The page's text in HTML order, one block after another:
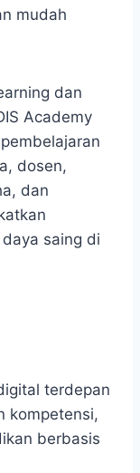
mudah
dan
Academy
dosen,
dan
saing di
terdepan
kompetensi,
berbasis